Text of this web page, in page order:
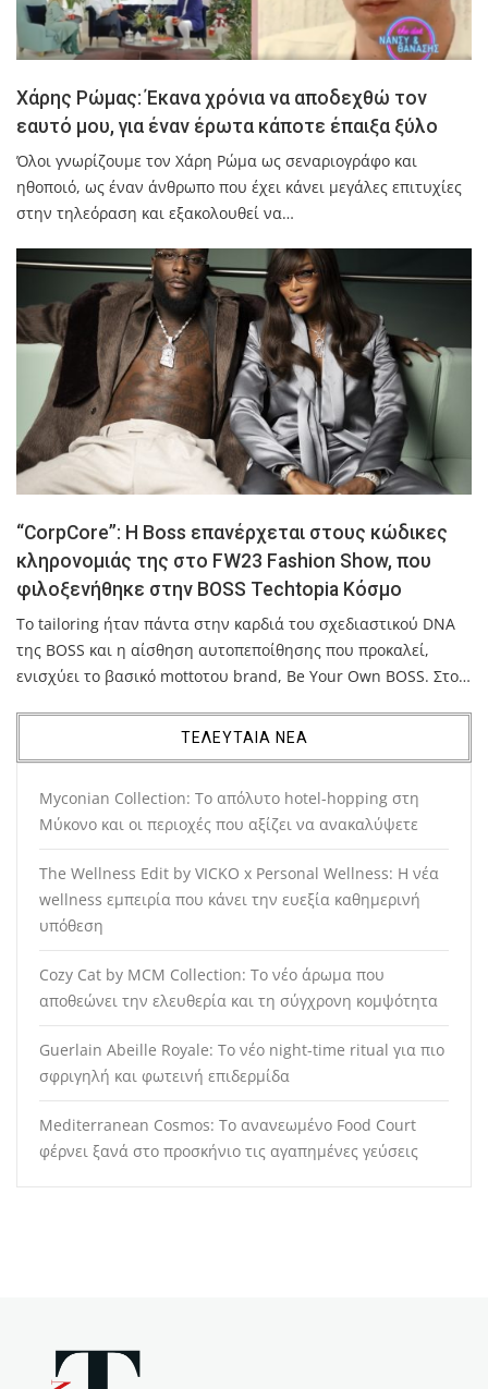
Χάρης Ρώμας: Έκανα χρόνια να αποδεχθώ τον
εαυτό μου, για έναν έρωτα κάποτε έπαιξα ξύλο
Όλοι γνωρίζουμε τον Χάρη Ρώμα ως σεναριογράφο και
ηθοποιό, ως έναν άνθρωπο που έχει κάνει μεγάλες επιτυχίες
στην τηλεόραση και εξακολουθεί να…
“CorpCore”: Η Boss επανέρχεται στους κώδικες
κληρονομιάς της στο FW23 Fashion Show, που
φιλοξενήθηκε στην BOSS Techtopia Κόσμο
Το tailoring ήταν πάντα στην καρδιά του σχεδιαστικού DNA
της BOSS και η αίσθηση αυτοπεποίθησης που προκαλεί,
ενισχύει το βασικό mottoτου brand, Be Your Own BOSS. Στο…
ΤΕΛΕΥΤΑΙΑ ΝΕΑ
Myconian Collection: Το απόλυτο hotel-hopping στη
Μύκονο και οι περιοχές που αξίζει να ανακαλύψετε
The Wellness Edit by VICKO x Personal Wellness: Η νέα
wellness εμπειρία που κάνει την ευεξία καθημερινή
υπόθεση
Cozy Cat by MCM Collection: Το νέο άρωμα που
αποθεώνει την ελευθερία και τη σύγχρονη κομψότητα
Guerlain Abeille Royale: Το νέο night-time ritual για πιο
σφριγηλή και φωτεινή επιδερμίδα
Mediterranean Cosmos: Το ανανεωμένο Food Court
φέρνει ξανά στο προσκήνιο τις αγαπημένες γεύσεις